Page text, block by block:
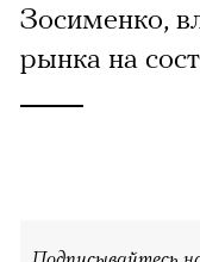
Зосименко,
рынка на